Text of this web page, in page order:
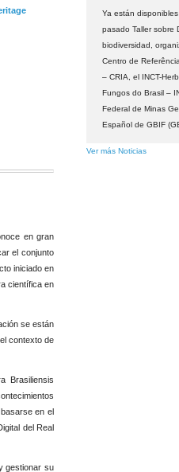
en gran
el conjunto
iniciado en
científica en
se están
contexto de
Brasiliensis
en el
del Real
gestionar su
Ya están
pasado Taller sobre
biodiversidad,
Centro de
– CRIA, el INCT-
Fungos do Brasil –
Federal de Minas
Español de GBIF
Ver más Noticias